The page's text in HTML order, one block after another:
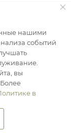
приборы
нашими
событий
вы
в